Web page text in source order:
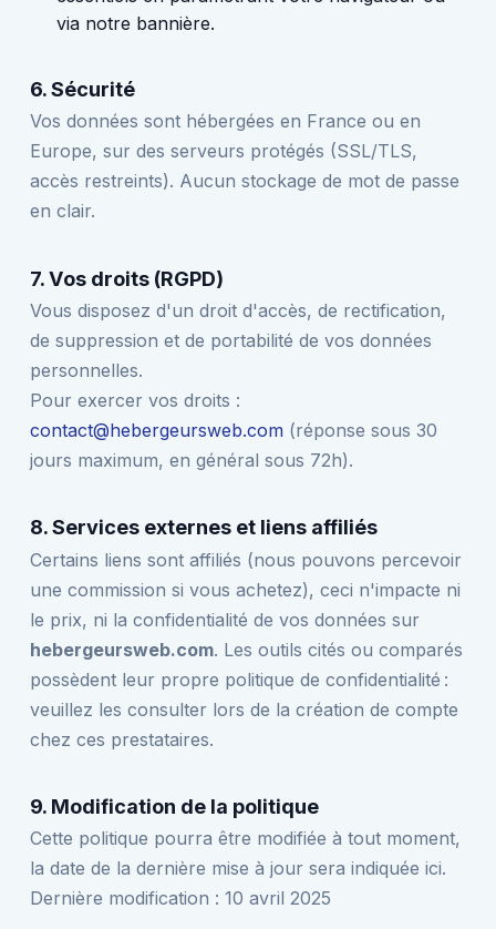
via notre bannière.
6. Sécurité
Vos données sont hébergées en France ou en
Europe, sur des serveurs protégés (SSL/TLS,
accès restreints). Aucun stockage de mot de passe
en clair.
7. Vos droits (RGPD)
Vous disposez d'un droit d'accès, de rectification,
de suppression et de portabilité de vos données
personnelles.
Pour exercer vos droits :
contact@hebergeursweb.com(réponse sous 30
jours maximum, en général sous 72h).
8. Services externes et liens affiliés
Certains liens sont affiliés (nous pouvons percevoir
une commission si vous achetez), ceci n'impacte ni
le prix, ni la confidentialité de vos données sur
hebergeursweb.com. Les outils cités ou comparés
possèdent leur propre politique de confidentialité :
veuillez les consulter lors de la création de compte
chez ces prestataires.
9. Modification de la politique
Cette politique pourra être modifiée à tout moment,
la date de la dernière mise à jour sera indiquée ici.
Dernière modification : 10 avril 2025